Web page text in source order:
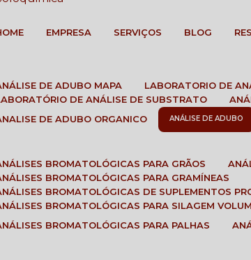
HOME EMPRESA SERVIÇOS BLOG
ANÁLISE DE ADUBO MAPA
LABORATORIO DE
LABORATÓRIO DE ANÁLISE DE SUBSTRATO
ANALISE DE ADUBO ORGANICO
ANÁLISE DE ADUBO
ANÁLISES BROMATOLÓGICAS PARA GRÃOS
ANÁLISES BROMATOLÓGICAS PARA GRAMÍNEAS
ANÁLISES BROMATOLÓGICAS DE SUPLEMENTOS
ANÁLISES BROMATOLÓGICAS PARA SILAGEM
ANÁLISES BROMATOLÓGICAS PARA PALHAS